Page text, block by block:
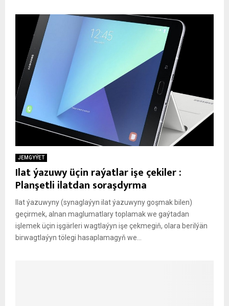
JEMGYÝET
Ilat ýazuwy üçin raýatlar işe çekiler :
Planşetli ilatdan soraşdyrma
Ilat ýazuwyny (synaglaýyn ilat ýazuwyny goşmak bilen)
geçirmek, alnan maglumatlary toplamak we gaýtadan
işlemek üçin işgärleri wagtlaýyn işe çekmegiň, olara berilýän
birwagtlaýyn tölegi hasaplamagyň we...